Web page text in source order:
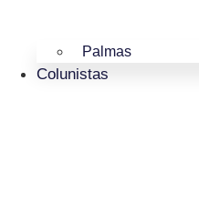
Palmas
Colunistas